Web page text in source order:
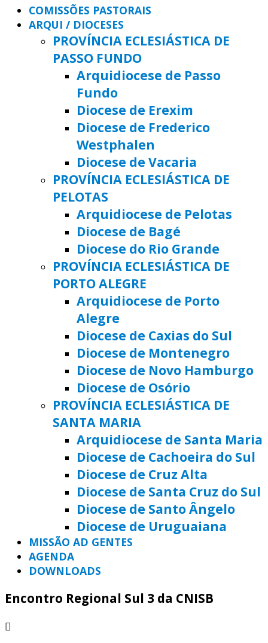
COMISSÕES PASTORAIS
ARQUI / DIOCESES
PROVÍNCIA ECLESIÁSTICA DE
PASSO FUNDO
Arquidiocese de Passo
Fundo
Diocese de Erexim
Diocese de Frederico
Westphalen
Diocese de Vacaria
PROVÍNCIA ECLESIÁSTICA DE
PELOTAS
Arquidiocese de Pelotas
Diocese de Bagé
Diocese do Rio Grande
PROVÍNCIA ECLESIÁSTICA DE
PORTO ALEGRE
Arquidiocese de Porto
Alegre
Diocese de Caxias do Sul
Diocese de Montenegro
Diocese de Novo Hamburgo
Diocese de Osório
PROVÍNCIA ECLESIÁSTICA DE
SANTA MARIA
Arquidiocese de Santa Maria
Diocese de Cachoeira do Sul
Diocese de Cruz Alta
Diocese de Santa Cruz do Sul
Diocese de Santo Ângelo
Diocese de Uruguaiana
MISSÃO AD GENTES
AGENDA
DOWNLOADS
Encontro Regional Sul 3 da CNISB